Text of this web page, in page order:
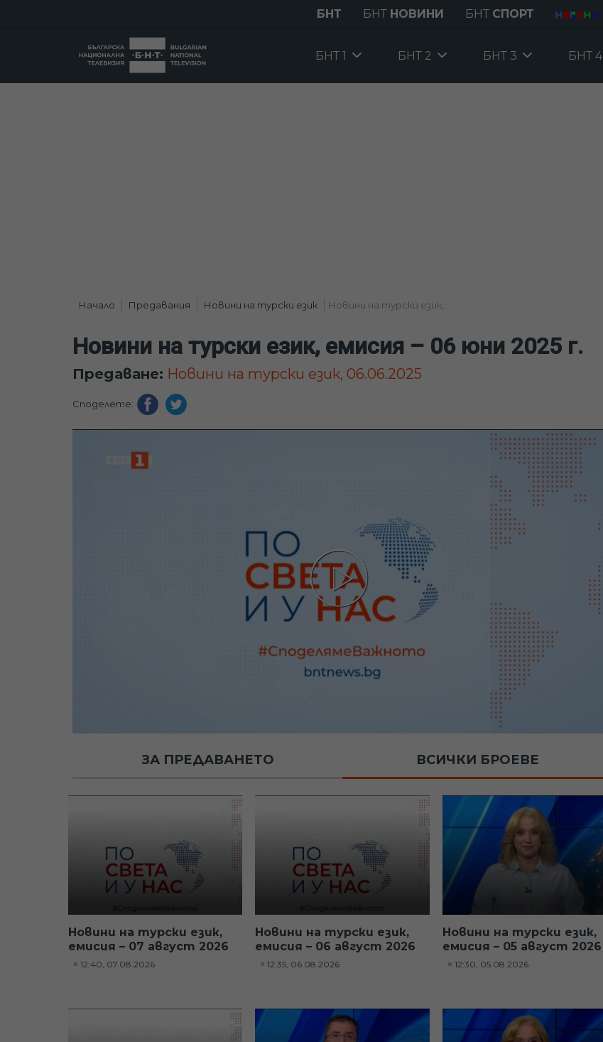
БНТ БНТ НОВИНИ БНТ СПОРТ
БНТ 1 БНТ 2 БНТ 3 БНТ 4
Начало Предавания Новини на турски език Новини на турски език,...
Новини на турски език, емисия – 06 юни 2025 г.
Предаване: Новини на турски език, 06.06.2025
Споделете:
ЗА ПРЕДАВАНЕТО ВСИЧКИ БРОЕВЕ
Новини на турски език,
емисия – 07 август 2026
12:40, 07.08.2026
Новини на турски език,
емисия – 06 август 2026
12:35, 06.08.2026
Новини на турски език,
емисия – 05 август 2026
12:30, 05.08.2026